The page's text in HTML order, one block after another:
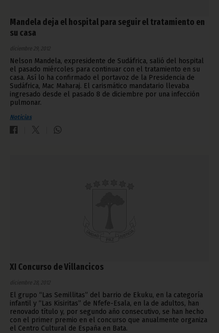
Mandela deja el hospital para seguir el tratamiento en
su casa
diciembre 29, 2012
Nelson Mandela, expresidente de Sudáfrica, salió del hospital
el pasado miércoles para continuar con el tratamiento en su
casa. Así lo ha confirmado el portavoz de la Presidencia de
Sudáfrica, Mac Maharaj. El carismático mandatario llevaba
ingresado desde el pasado 8 de diciembre por una infección
pulmonar.
Noticias
XI Concurso de Villancicos
diciembre 28, 2012
El grupo “Las Semillitas” del barrio de Ekuku, en la categoría
infantil y “Las Kisiritas” de Nfefe-Esala, en la de adultos, han
renovado título y, por segundo año consecutivo, se han hecho
con el primer premio en el concurso que anualmente organiza
el Centro Cultural de España en Bata.